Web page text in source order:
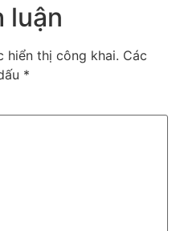
luận
hiển thị công khai. Các
*